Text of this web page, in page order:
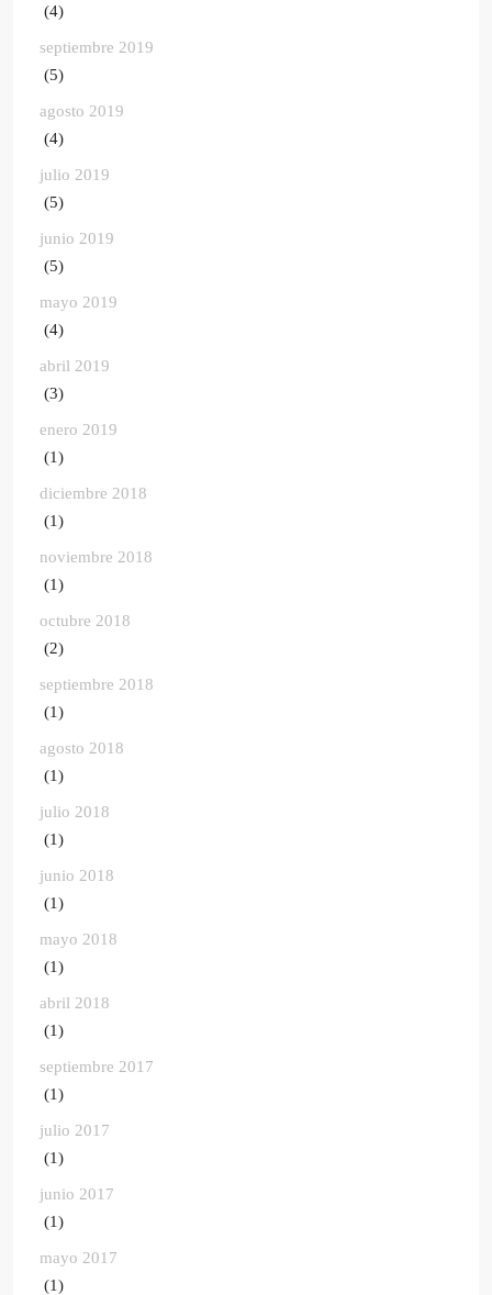
(4)
septiembre 2019
(5)
agosto 2019
(4)
julio 2019
(5)
junio 2019
(5)
mayo 2019
(4)
abril 2019
(3)
enero 2019
(1)
diciembre 2018
(1)
noviembre 2018
(1)
octubre 2018
(2)
septiembre 2018
(1)
agosto 2018
(1)
julio 2018
(1)
junio 2018
(1)
mayo 2018
(1)
abril 2018
(1)
septiembre 2017
(1)
julio 2017
(1)
junio 2017
(1)
mayo 2017
(1)